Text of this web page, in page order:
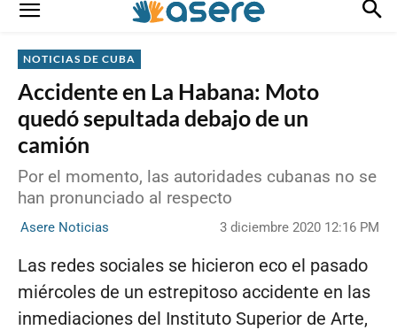
NOTICIAS DE CUBA
Accidente en La Habana: Moto
quedó sepultada debajo de un
camión
Por el momento, las autoridades cubanas no se
han pronunciado al respecto
Asere Noticias 3 diciembre 2020 12:16 PM
Las redes sociales se hicieron eco el pasado
miércoles de un estrepitoso accidente en las
inmediaciones del Instituto Superior de Arte,